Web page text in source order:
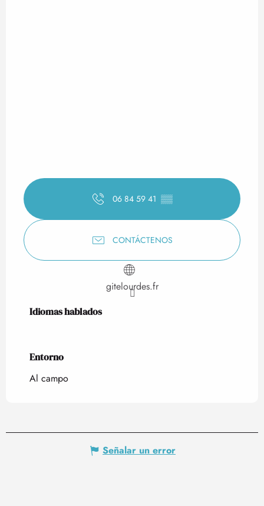
06 84 59 41 ▒▒
CONTÁCTENOS
gitelourdes.fr
Idiomas hablados
Idiomas hablados
Entorno
Entorno
Al campo
Señalar un error